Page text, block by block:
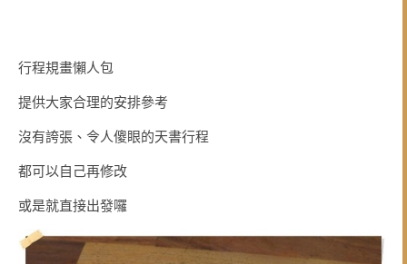
行程規畫懶人包
提供大家合理的安排參考
沒有誇張、令人傻眼的天書行程
都可以自己再修改
或是就直接出發囉